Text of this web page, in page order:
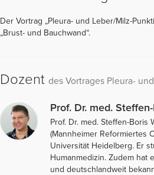
Der Vortrag „Pleura- und Leber/Milz-
„Brust- und Bauchwand“.
Dozent des Vortrages Pleura-
Prof. Dr. med.
Prof. Dr. med. Steffen-Boris
(Mannheimer Reformiertes
Universität Heidelberg. Er
Humanmedizin. Zudem hat
und deutschlandweit